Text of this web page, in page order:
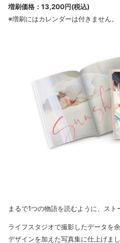
増刷価格：13,200円(税込)
※増刷にはカレンダーは付きません。
まるで1つの物語を読むように、ス
ライフスタジオで撮影したデータを
デザインを加えた写真集に仕上げま